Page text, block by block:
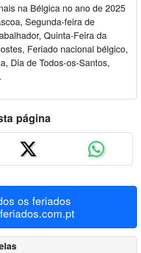
na Bélgica no ano de 2025
Segunda-feira de
Quinta-Feira da
Feriado nacional bélgico,
Dia de Todos-os-Santos,
página
os feriados
feriados.com.pt